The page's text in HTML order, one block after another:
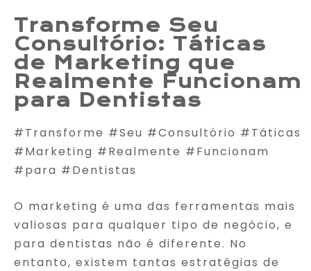
Transforme Seu
Consultório: Táticas
de Marketing que
Realmente Funcionam
para Dentistas
#Transforme #Seu #Consultório #Táticas
#Marketing #Realmente #Funcionam
#para #Dentistas
O marketing é uma das ferramentas mais
valiosas para qualquer tipo de negócio, e
para dentistas não é diferente. No
entanto, existem tantas estratégias de